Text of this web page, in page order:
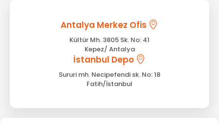
Antalya Merkez Ofis
Kültür Mh. 3805 Sk. No: 41
Kepez/ Antalya
İstanbul Depo
Sururi mh. Necipefendi sk. No: 18
Fatih/İstanbul